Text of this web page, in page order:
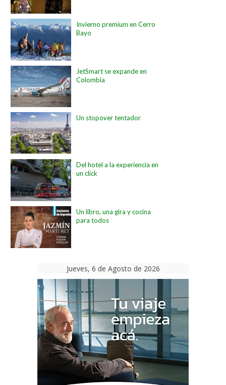
Invierno premium en Cerro
Bayo
JetSmart se expande en
Colombia
Un stopover tentador
Del hotel a la experiencia en
un click
Un libro, una gira y cocina
para todos
Jueves, 6 de Agosto de 2026